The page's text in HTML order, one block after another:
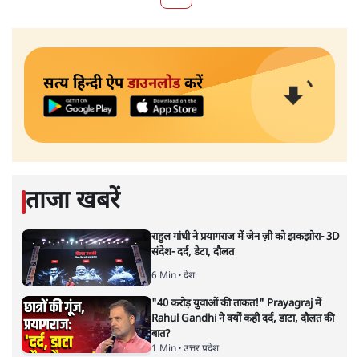
सत्य हिन्दी ऐपडाउनलोडकरें
ताजा खबरें
राहुल गांधी ने प्रयागराज में जेन ज़ी को झकझोरा- 3D
संदेश- दर्द, डेटा, दौलत
6 Min• देश
"40 करोड़ युवाओं की ताकत!" Prayagraj में
Rahul Gandhi ने क्यों कही दर्द, डाटा, दौलत की
बात?
1 Min• उत्तर प्रदेश